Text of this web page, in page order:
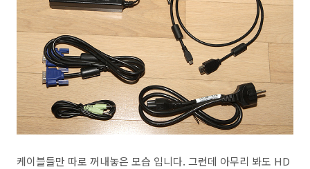
케이블들만 따로 꺼내놓은 모습 입니다. 그런데 아무리 봐도 HD